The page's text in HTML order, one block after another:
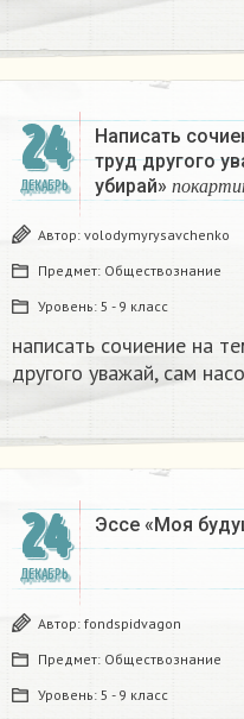
24
ДЕКАБРЬ
Написать
труд другого
убирай»
по ка р т и
п ока рт
Автор: volodymyrysavchenko
Предмет: Обществознание
Уровень: 5 - 9 класс
написать сочиение на
другого уважай, сам
24
ДЕКАБРЬ
Эссе «Моя
Автор: fondspidvagon
Предмет: Обществознание
Уровень: 5 - 9 класс